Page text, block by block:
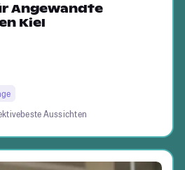
Angewandte
Kiel
beste Aussichten